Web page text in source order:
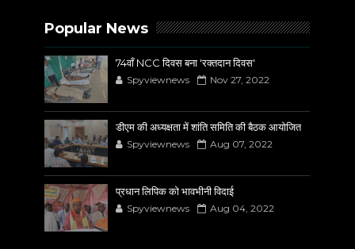
Popular News
74वाँ NCC दिवस बना 'रक्तदान दिवस'
Spyviewnews Nov 27, 2022
डीएम की अध्यक्षता में शांति समिति की बैठक आयोजित
Spyviewnews Aug 07, 2022
प्रधान लिपिक को भावभीनी विदाई
Spyviewnews Aug 04, 2022